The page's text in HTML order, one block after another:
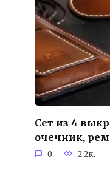
Сет из 4
очечник,
0 2.2к.